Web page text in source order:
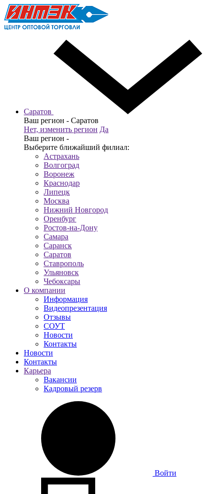
Саратов
Ваш регион - Саратов
Нет, изменить регион Да
Ваш регион -
Выберите ближайший филиал:
Астрахань
Волгоград
Воронеж
Краснодар
Липецк
Москва
Нижний Новгород
Оренбург
Ростов-на-Дону
Самара
Саранск
Саратов
Ставрополь
Ульяновск
Чебоксары
О компании
Информация
Видеопрезентация
Отзывы
СОУТ
Новости
Контакты
Новости
Контакты
Карьера
Вакансии
Кадровый резерв
Войти